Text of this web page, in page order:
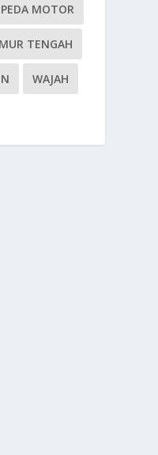
MOTOR
TENGAH
WAJAH